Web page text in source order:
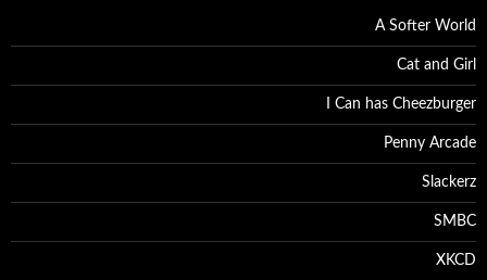
A Softer World
Cat and Girl
I Can has Cheezburger
Penny Arcade
Slackerz
SMBC
XKCD